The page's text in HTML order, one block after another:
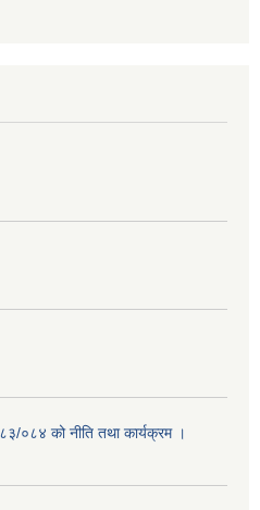
०८४ को नीति तथा कार्यक्रम ।